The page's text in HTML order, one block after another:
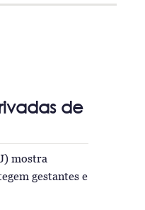
de
mostra
gestantes e